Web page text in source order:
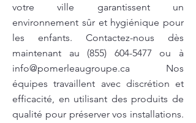
votre ville garantissent un
environnement sûr et hygiénique pour
les enfants. Contactez-nous dès
maintenant au (855) 604-5477 ou à
info@pomerleaugroupe.ca Nos
équipes travaillent avec discrétion et
efficacité, en utilisant des produits de
qualité pour préserver vos installations.